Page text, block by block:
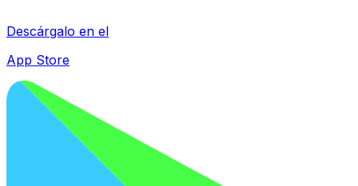
Descárgalo en el
App Store